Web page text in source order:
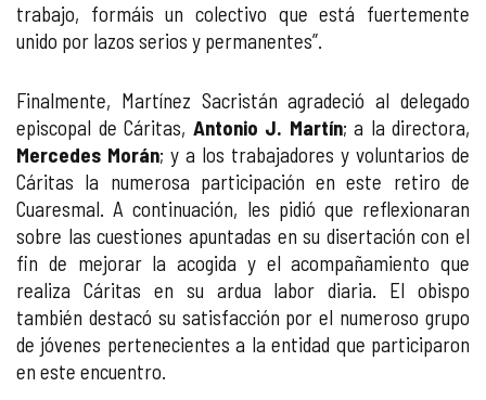
trabajo, formáis un colectivo que está fuertemente
unido por lazos serios y permanentes”.
Finalmente, Martínez Sacristán agradeció al delegado
episcopal de Cáritas, Antonio J. Martín; a la directora,
Mercedes Morán; y a los trabajadores y voluntarios de
Cáritas la numerosa participación en este retiro de
Cuaresmal. A continuación, les pidió que reflexionaran
sobre las cuestiones apuntadas en su disertación con el
fin de mejorar la acogida y el acompañamiento que
realiza Cáritas en su ardua labor diaria. El obispo
también destacó su satisfacción por el numeroso grupo
de jóvenes pertenecientes a la entidad que participaron
en este encuentro.